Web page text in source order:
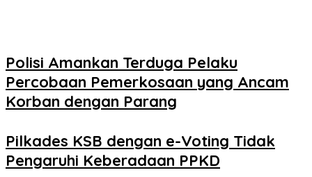
Polisi Amankan Terduga Pelaku
Percobaan Pemerkosaan yang Ancam
Korban dengan Parang
Pilkades KSB dengan e-Voting Tidak
Pengaruhi Keberadaan PPKD